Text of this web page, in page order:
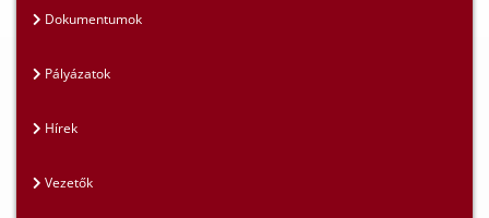
Dokumentumok
Pályázatok
Hírek
Vezetők